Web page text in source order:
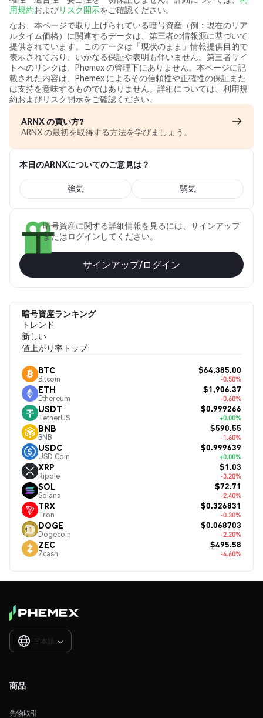
用規約およびリスク開示をご確認ください。
なお、本ページで取り上げられている暗号資産（例：現在のリア
ルタイム価格）に関連するデータは、第三者の情報源に基づいて
提供されています。このデータは「現状のまま」情報提供目的で
表示されており、いかなる保証や表明も伴いません。第三者サイ
トへのリンクは、Phemex の管理下にありません。本ページに記
載された内容は、Phemex によるその信頼性や正確性の保証また
は支持を意味するものではありません。詳細については、利用規
約およびリスク開示をご確認ください。
ARNX の買い方?
ARNX の最初を取得する方法を学びましょう。
本日のARNXについてのご意見は？
強気 弱気
暗号資産に関する詳細情報を見るには、サインアップ
またはログインしてください。
サインアップ/ログイン
暗号資産ランキング
トレンド
新しい
値上がり率トップ
BTC
Bitcoin
$64,385.00
-0.50%
ETH
Ethereum
$1,906.37
-0.60%
USDT
TetherUS
$0.999266
+0.00%
BNB
BNB
$590.55
-1.60%
USDC
USD Coin
$0.999639
+0.00%
XRP
Ripple
$1.03
-3.20%
SOL
Solana
$72.71
-2.40%
TRX
Tron
$0.326831
-0.30%
DOGE
Dogecoin
$0.068703
-2.20%
ZEC
Zcash
$495.58
-4.60%
日本語 
商品
先物取引